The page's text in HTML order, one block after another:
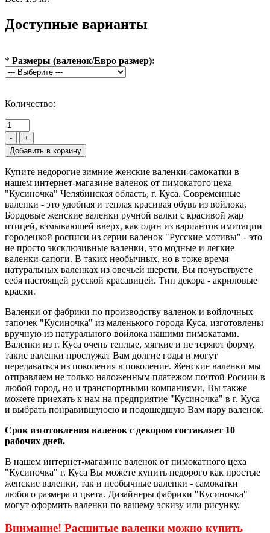
Доступные варианты
* Размеры (валенок/Евро размер):
Количество:
- +
Купите недорогие зимние женские валенки-самокатки в
нашем интернет-магазине валенок от пимокатого цеха
"Кусиночка" Челябинская область, г. Куса. Современные
валенки - это удобная и теплая красивая обувь из войлока.
Бордовые женские валенки ручной валки с красивой жар
птицей, взмывающей вверх, как один из вариантов имитации
городецкой росписи из серии валенок "Русские мотивы" - это
не просто эксклюзивные валенки, это модные и легкие
валенки-сапоги. В таких необычных, но в тоже время
натуральных валенках из овечьей шерсти, Вы почувствуете
себя настоящей русской красавицей. Тип декора - акриловые
краски.
Валенки от фабрики по производству валенок и войлочных
тапочек "Кусиночка" из маленького города Куса, изготовлены
вручную из натурального войлока нашими пимокатами.
Валенки из г. Куса очень теплые, мягкие и не теряют форму,
такие валенки прослужат Вам долгие годы и могут
передаваться из поколения в поколение. Женские валенки мы
отправляем не только наложенным платежом почтой Росиии в
любой город, но и транспортными компаниями, Вы также
можете приехать к нам на предприятие "Кусиночка" в г. Куса
и выбрать понравившуюсю и подошедшую Вам пару валенок.
Срок изготовления валенок с декором составляет 10
рабочих дней.
В нашем интернет-магазине валенок от пимокатного цеха
"Кусиночка" г. Куса Вы можете купить недорого как простые
женские валенки, так и необычные валенки - самокатки
любого размера и цвета. Дизайнеры фабрики "Кусиночка"
могут оформить валенки по вашему эскизу или рисунку.
Внимание! Расшитые валенки можно купить